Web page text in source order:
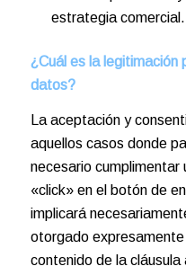
estrategia comercial.
¿Cuál es la
datos?
La aceptación y
aquellos casos donde
necesario cumplimentar
«click» en el botón de
implicará
otorgado expresamente
contenido de la